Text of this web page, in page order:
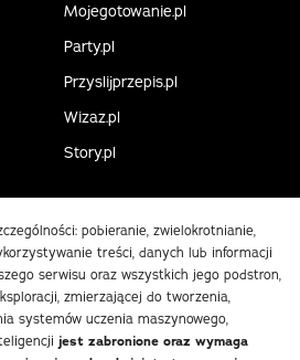
Mojegotowanie.pl
Party.pl
Przyslijprzepis.pl
Wizaz.pl
Story.pl
pobieranie, zwielokrotnianie,
treści, danych lub informacji
serwisu oraz wszystkich jego podstron,
zmierzającej do tworzenia,
systemów uczenia maszynowego,
jest zabronione oraz wymaga